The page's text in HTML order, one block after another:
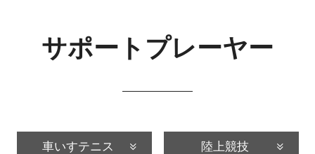
サポートプレーヤー
車いすテニス 陸上競技